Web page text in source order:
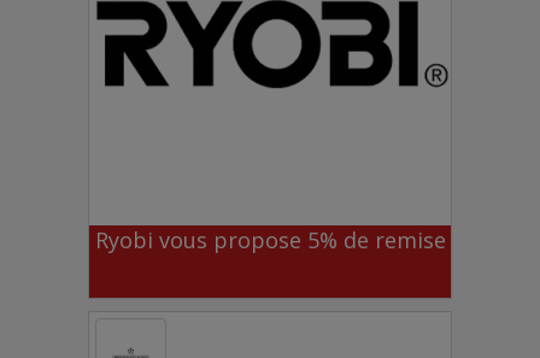
Ryobi vous propose 5% de remise